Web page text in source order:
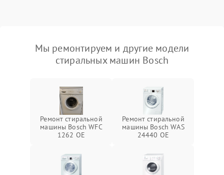
Мы ремонтируем и другие модели
стиральных машин Bosch
Ремонт стиральной
машины Bosch WFC
1262 OE
Ремонт стиральной
машины Bosch WAS
24440 OE